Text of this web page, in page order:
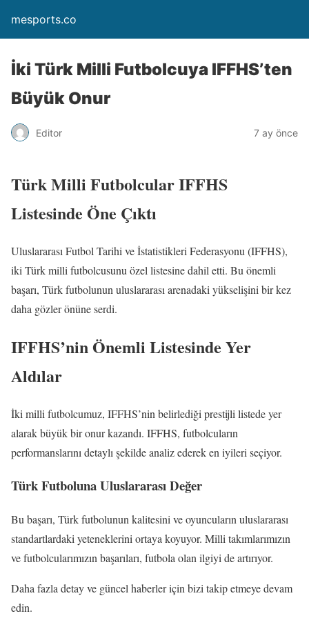
mesports.co
İki Türk Milli Futbolcuya IFFHS’ten
Büyük Onur
Editor 7 ay önce
Türk Milli Futbolcular IFFHS
Listesinde Öne Çıktı
Uluslararası Futbol Tarihi ve İstatistikleri Federasyonu (IFFHS),
iki Türk milli futbolcusunu özel listesine dahil etti. Bu önemli
başarı, Türk futbolunun uluslararası arenadaki yükselişini bir kez
daha gözler önüne serdi.
IFFHS’nin Önemli Listesinde Yer
Aldılar
İki milli futbolcumuz, IFFHS’nin belirlediği prestijli listede yer
alarak büyük bir onur kazandı. IFFHS, futbolcuların
performanslarını detaylı şekilde analiz ederek en iyileri seçiyor.
Türk Futboluna Uluslararası Değer
Bu başarı, Türk futbolunun kalitesini ve oyuncuların uluslararası
standartlardaki yeteneklerini ortaya koyuyor. Milli takımlarımızın
ve futbolcularımızın başarıları, futbola olan ilgiyi de artırıyor.
Daha fazla detay ve güncel haberler için bizi takip etmeye devam
edin.